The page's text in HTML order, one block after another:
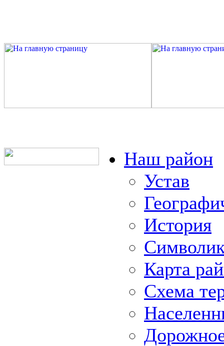
Наш район
Устав
История
Карта
Схема